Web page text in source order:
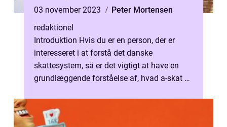
03 november 2023
Peter Mortensen
redaktionel
Introduktion Hvis du er en person, der er
interesseret i at forstå det danske
skattesystem, så er det vigtigt at have en
grundlæggende forståelse af, hvad a-skat er.